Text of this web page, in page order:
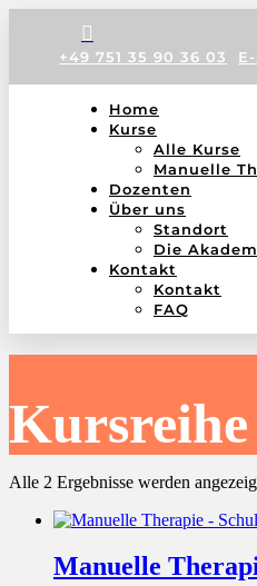

+49 751 35 90 36 03
Home
Kurse
Alle Kurse
Manuelle
Dozenten
Über uns
Standort
Die
Kontakt
Kontakt
FAQ
Alle 2 Ergebnisse werden
Manuelle